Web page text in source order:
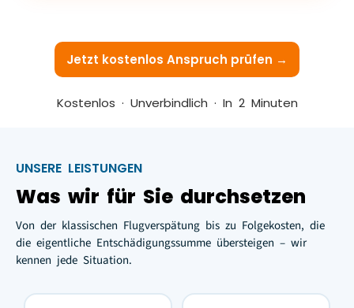
Jetzt kostenlos Anspruch prüfen →
Kostenlos · Unverbindlich · In 2 Minuten
UNSERE LEISTUNGEN
Was wir für Sie durchsetzen
Von der klassischen Flugverspätung bis zu Folgekosten, die
die eigentliche Entschädigungssumme übersteigen – wir
kennen jede Situation.